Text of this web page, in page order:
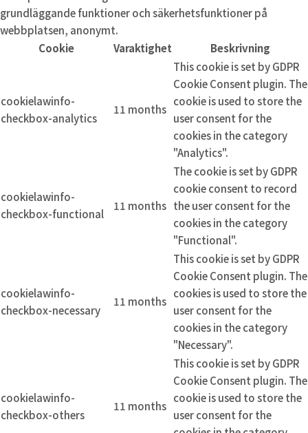
grundläggande funktioner och säkerhetsfunktioner på
webbplatsen, anonymt.
Cookie
Varaktighet Beskrivning
cookielawinfo-
checkbox-analytics
11 months
This cookie is set by GDPR
Cookie Consent plugin. The
cookie is used to store the
user consent for the
cookies in the category
"Analytics".
cookielawinfo-
checkbox-functional
11 months
The cookie is set by GDPR
cookie consent to record
the user consent for the
cookies in the category
"Functional".
cookielawinfo-
checkbox-necessary
11 months
This cookie is set by GDPR
Cookie Consent plugin. The
cookies is used to store the
user consent for the
cookies in the category
"Necessary".
cookielawinfo-
checkbox-others
11 months
This cookie is set by GDPR
Cookie Consent plugin. The
cookie is used to store the
user consent for the